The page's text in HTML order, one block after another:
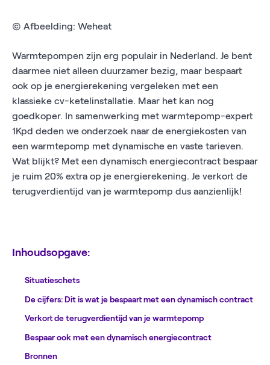
© Afbeelding: Weheat
Warmtepompen zijn erg populair in Nederland. Je bent
daarmee niet alleen duurzamer bezig, maar bespaart
ook op je energierekening vergeleken met een
klassieke cv-ketelinstallatie. Maar het kan nog
goedkoper. In samenwerking met warmtepomp-expert
1Kpd deden we onderzoek naar de energiekosten van
een warmtepomp met dynamische en vaste tarieven.
Wat blijkt? Met een dynamisch energiecontract bespaar
je ruim 20% extra op je energierekening. Je verkort de
terugverdientijd van je warmtepomp dus aanzienlijk!
Inhoudsopgave:
Situatieschets
De cijfers: Dit is wat je bespaart met een dynamisch contract
Verkort de terugverdientijd van je warmtepomp
Bespaar ook met een dynamisch energiecontract
Bronnen